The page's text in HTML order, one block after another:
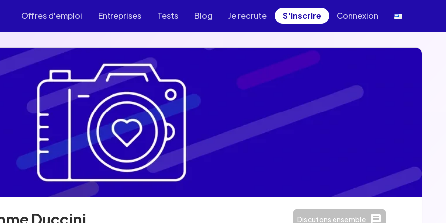
Offres d'emploi Entreprises Tests Blog Je recrute S'inscrire Connexion
Duccini Discutons ensemble